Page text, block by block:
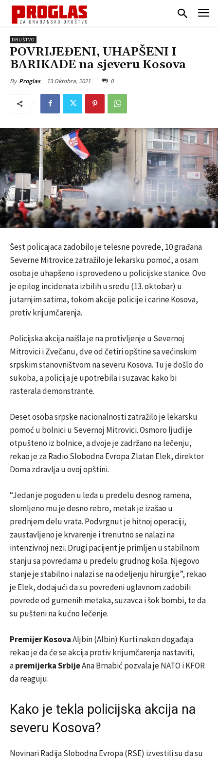
DRUŠTVO
POVRIJEĐENI, UHAPŠENI I
BARIKADE na sjeveru Kosova
By Proglas 13 Oktobra, 2021 0
Šest policajaca zadobilo je telesne povrede, 10 građana
Severne Mitrovice zatražilo je lekarsku pomoć, a osam
osoba je uhapšeno i sprovedeno u policijske stanice. Ovo
je epilog incidenata izbilih u sredu (13. oktobar) u
jutarnjim satima, tokom akcije policije i carine Kosova,
protiv krijumčarenja.
Policijska akcija naišla je na protivljenje u Severnoj
Mitrovici i Zvečanu, dve od četiri opštine sa većinskim
srpskim stanovništvom na severu Kosova. Tu je došlo do
sukoba, a policija je upotrebila i suzavac kako bi
rasterala demonstrante.
Deset osoba srpske nacionalnosti zatražilo je lekarsku
pomoć u bolnici u Severnoj Mitrovici. Osmoro ljudi je
otpušteno iz bolnice, a dvoje je zadržano na lečenju,
rekao je za Radio Slobodna Evropa Zlatan Elek, direktor
Doma zdravlja u ovoj opštini.
“Jedan je pogođen u leđa u predelu desnog ramena,
slomljeno mu je desno rebro, metak je izašao u
prednjem delu vrata. Podvrgnut je hitnoj operaciji,
zaustavljeno je krvarenje i trenutno se nalazi na
intenzivnoj nezi. Drugi pacijent je primljen u stabilnom
stanju sa povredama u predelu grudnog koša. Njegovo
stanje je stabilno i nalazi se na odeljenju hirurgije”, rekao
je Elek, dodajući da su povređeni uglavnom zadobili
povrede od gumenih metaka, suzavca i šok bombi, te da
su pušteni na kućno lečenje.
Premijer KosovaAljbin (Albin) Kurti nakon događaja
rekao je da će se akcija protiv krijumčarenja nastaviti,
apremijerka SrbijeAna Brnabić pozvala je NATO i KFOR
da reaguju.
Kako je tekla policijska akcija na
severu Kosova?
Novinari Radija Slobodna Evropa (RSE) izvestili su da su